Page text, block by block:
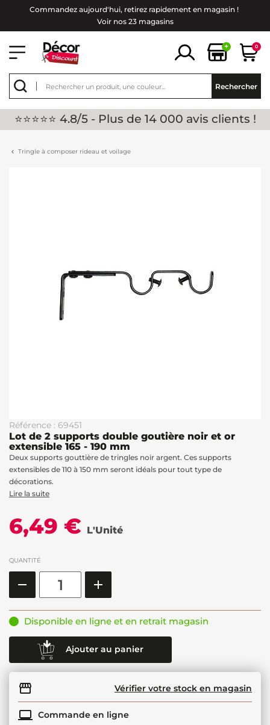
Commandez aujourd'hui, retirez rapidement en magasin !
Voir nos 23 magasins
+ 0
Rechercher
⭐⭐⭐⭐⭐ 4.8/5 - Plus de 14 000 avis clients !
Tringle à composer rideau et voilage
Référence : 69451
Lot de 2 supports double goutière noir et or
extensible 165 - 190 mm
Deux supports gouttière de tringles noir argent. Ces supports
extensibles de 110 à 150 mm seront idéals pour tout type de
décorations.
Lire la suite
6,49 € L'Unité
QUANTITÉ
Disponible en ligne et en retrait magasin
Ajouter au panier
Vérifier votre stock en magasin
Commande en ligne